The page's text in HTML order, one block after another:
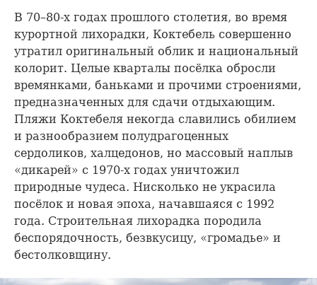
В 70–80-х годах прошлого столетия, во время
курортной лихорадки, Коктебель совершенно
утратил оригинальный облик и национальный
колорит. Целые кварталы посёлка обросли
времянками, баньками и прочими строениями,
предназначенных для сдачи отдыхающим.
Пляжи Коктебеля некогда славились обилием
и разнообразием полудрагоценных
сердоликов, халцедонов, но массовый наплыв
«дикарей» с 1970-х годах уничтожил
природные чудеса. Нисколько не украсила
посёлок и новая эпоха, начавшаяся с 1992
года. Строительная лихорадка породила
беспорядочность, безвкусицу, «громадье» и
бестолковщину.